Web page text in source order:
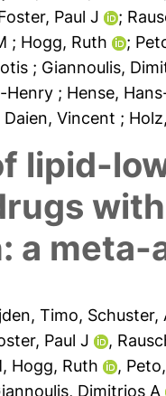
Paul J
;
; Hogg, Ruth
;
; Giannoulis,
Henry ; Hense,
Daien, Vincent ;
lipid-
a meta-
Timo, Schuster,
Paul J ,
, Hogg, Ruth ,
Dimitrios A